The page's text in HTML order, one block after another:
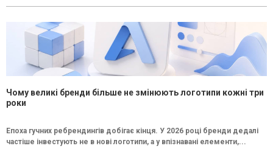
Чому великі бренди більше не змінюють логотипи кожні три
роки
Епоха гучних ребрендингів добігає кінця. У 2026 році бренди дедалі
частіше інвестують не в нові логотипи, а у впізнавані елементи,...